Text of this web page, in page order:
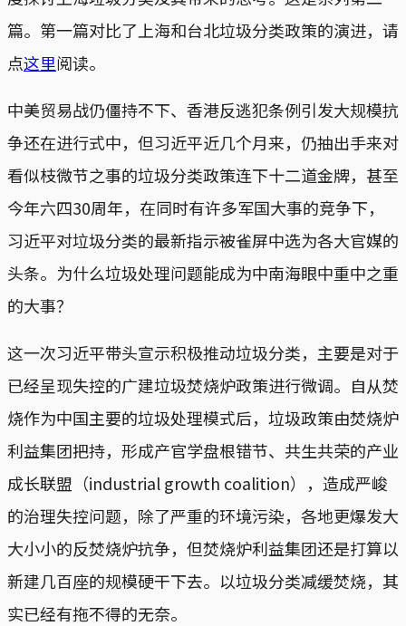
篇。第一篇对比了上海和台北垃圾分类政策的演进，请
点这里阅读。
中美贸易战仍僵持不下、香港反逃犯条例引发大规模抗
争还在进行式中，但习近平近几个月来，仍抽出手来对
看似枝微节之事的垃圾分类政策连下十二道金牌，甚至
今年六四30周年，在同时有许多军国大事的竞争下，
习近平对垃圾分类的最新指示被雀屏中选为各大官媒的
头条。为什么垃圾处理问题能成为中南海眼中重中之重
的大事？
这一次习近平带头宣示积极推动垃圾分类，主要是对于
已经呈现失控的广建垃圾焚烧炉政策进行微调。自从焚
烧作为中国主要的垃圾处理模式后，垃圾政策由焚烧炉
利益集团把持，形成产官学盘根错节、共生共荣的产业
成长联盟（industrial growth coalition），造成严峻
的治理失控问题，除了严重的环境污染，各地更爆发大
大小小的反焚烧炉抗争，但焚烧炉利益集团还是打算以
新建几百座的规模硬干下去。以垃圾分类减缓焚烧，其
实已经有拖不得的无奈。